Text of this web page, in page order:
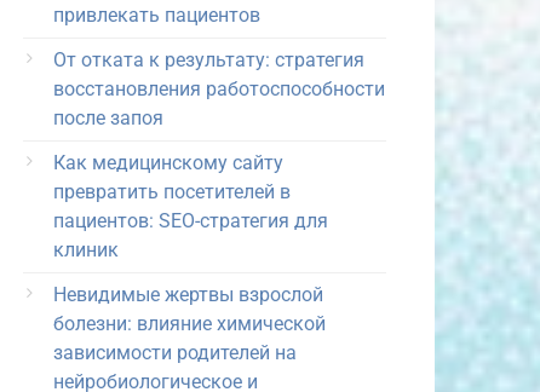
привлекать пациентов
От отката к результату: стратегия
восстановления работоспособности
после запоя
Как медицинскому сайту
превратить посетителей в
пациентов: SEO-стратегия для
клиник
Невидимые жертвы взрослой
болезни: влияние химической
зависимости родителей на
нейробиологическое и